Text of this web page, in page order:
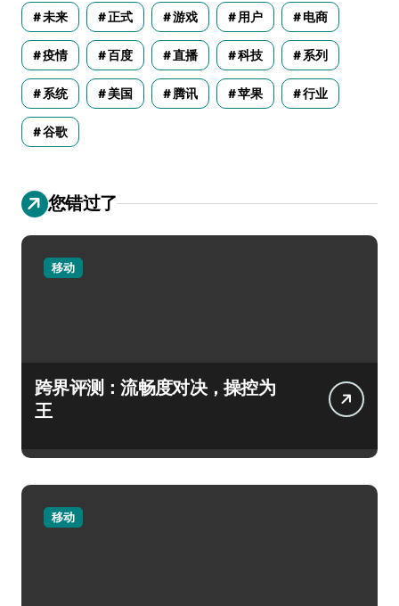
未来 正式 游戏 用户 电商
疫情 百度 直播 科技 系列
系统 美国 腾讯 苹果 行业
谷歌
您错过了
移动
跨界评测：流畅度对决，操控为
王
移动